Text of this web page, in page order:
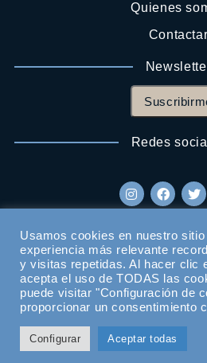
Quienes
Contactar
Redes
Usamos cookies en nuestro
experiencia más relevante
y visitas repetidas. Al hacer clic
acepta el uso de TODAS las
puede visitar "Configuración de
proporcionar un consentimiento
Configurar Aceptar todas